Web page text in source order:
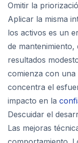
Omitir la
Aplicar la misma
los activos es un
de
resultados
comienza con una
concentra el
impacto en la
Descuidar el
Las mejoras